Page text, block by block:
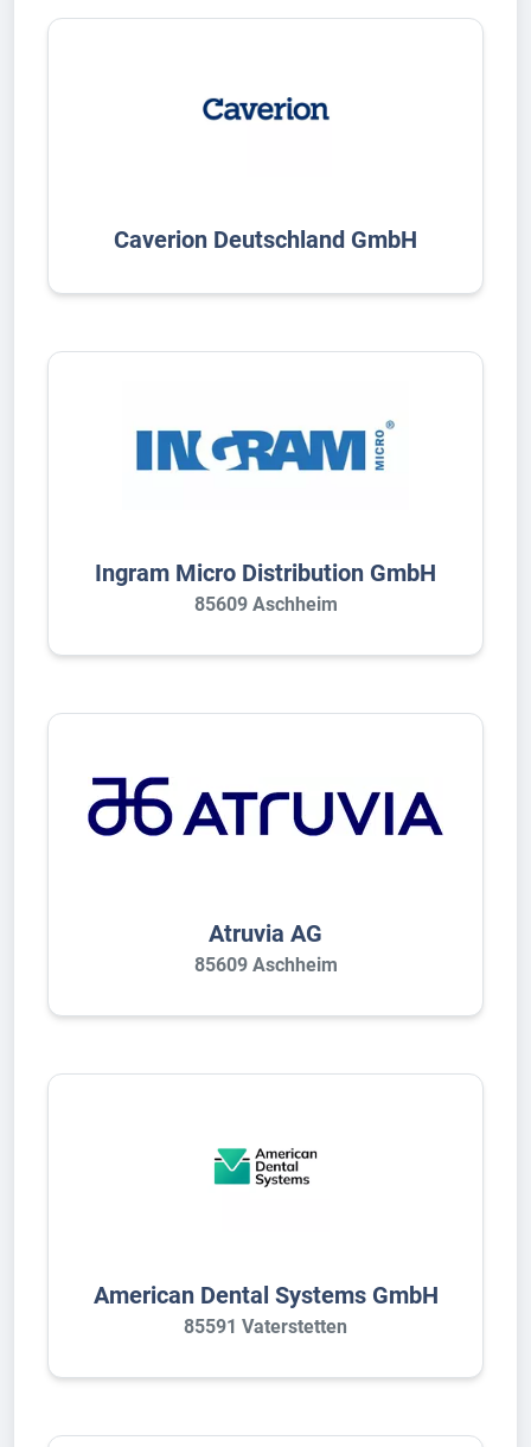
Caverion Deutschland GmbH
Ingram Micro Distribution GmbH
85609 Aschheim
Atruvia AG
85609 Aschheim
American Dental Systems GmbH
85591 Vaterstetten